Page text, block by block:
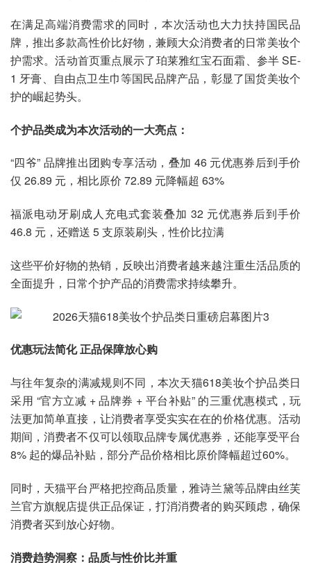
在满足高端消费需求的同时，本次活动也大力扶持国民品
牌，推出多款高性价比好物，兼顾大众消费者的日常美妆个
护需求。活动首页重点展示了珀莱雅红宝石面霜、参半 SE-
1 牙膏、自由点卫生巾等国民品牌产品，彰显了国货美妆个
护的崛起势头。
个护品类成为本次活动的一大亮点：
“四爷” 品牌推出团购专享活动，叠加 46 元优惠券后到手价
仅 26.89 元，相比原价 72.89 元降幅超 63%
福派电动牙刷成人充电式套装叠加 32 元优惠券后到手价
46.8 元，还赠送 5 支原装刷头，性价比拉满
这些平价好物的热销，反映出消费者越来越注重生活品质的
全面提升，日常个护产品的消费需求持续攀升。
优惠玩法简化 正品保障放心购
与往年复杂的满减规则不同，本次天猫618美妆个护品类日
采用 “官方立减 + 品牌券 + 平台补贴” 的三重优惠模式，玩
法更加简单直接，让消费者享受实实在在的价格优惠。活动
期间，消费者不仅可以领取品牌专属优惠券，还能享受平台
8% 起的爆品补贴，部分产品价格相比原价降幅超过60%。
同时，天猫平台严格把控商品质量，雅诗兰黛等品牌由丝芙
兰官方旗舰店提供正品保证，打消消费者的购买顾虑，确保
消费者买到放心好物。
消费趋势洞察：品质与性价比并重